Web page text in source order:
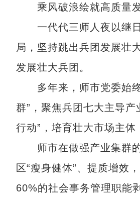
乘风破浪绘就高质量发
一代代三师人夜以继日
局，坚持跳出兵团发展壮
发展壮大兵团。
多年来，师市党委始终
群”，聚焦兵团七大主导
行动”，培育壮大市场主
师市在做强产业集群的
区“瘦身健体”、提质增效
60%的社会事务管理职能